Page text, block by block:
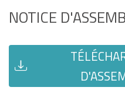
NOTICE